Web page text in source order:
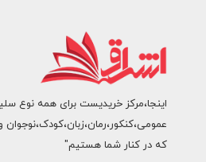
اینجا،مرکز خریدیست برای همه نوع
که در کنار شما هستیم"